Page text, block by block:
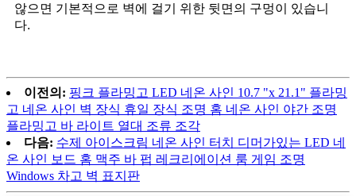
않으면 기본적으로 벽에 걸기 위한 뒷면의 구멍이 있습니
다.
이전의: 핑크 플라밍고 LED 네온 사인 10.7 "x 21.1" 플라밍
고 네온 사인 벽 장식 휴일 장식 조명 홈 네온 사인 야간 조명
플라밍고 바 라이트 열대 조류 조각
다음: 수제 아이스크림 네온 사인 터치 디머가있는 LED 네
온 사인 보드 홈 맥주 바 펍 레크리에이션 룸 게임 조명
Windows 차고 벽 표지판